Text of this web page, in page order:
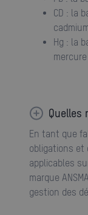
CD : la batterie/la batterie contient du
Hg : la batterie/la batterie contient du
mercure
Quelles
En tant que fabricant, nous respectons toutes les
obligations et
applicables
marque
gestion des